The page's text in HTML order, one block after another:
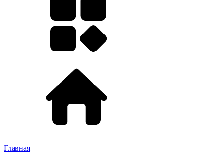
Главная